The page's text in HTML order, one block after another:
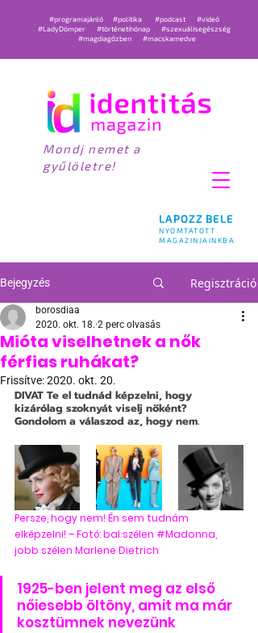
LAPOZZ BELE
NYOMTATOTT
MAGAZINJAINKBA
#programajánló #politika #podcast
#videó
#LadyDömper
#történetihónap
#szexuálisegészség
#magdiagőzben
#macskamedve
Mondj nemet a
gyűlöletre!
Bejegyzés Regisztráció
Mióta viselhetnek a nők
férfias ruhákat?
borosdiaa
2020. okt. 18. 2 perc olvasás
Frissítve:2020. okt. 20.
DIVAT Te el tudnád képzelni, hogy
kizárólag szoknyát viselj nőként?
Gondolom a válaszod az, hogy nem.
Persze, hogy nem! Én sem tudnám
elképzelni! – Fotó: bal szélen #Madonna
jobb szélen Marlene Dietrich
1925-ben jelent meg az első
nőiesebb öltöny, amit ma már
kosztümnek nevezünk